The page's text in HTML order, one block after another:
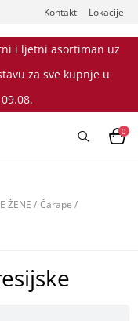
Kontakt Lokacije
i ljetni asortiman uz
za sve kupnje u
0
ŽENE / Čarape /